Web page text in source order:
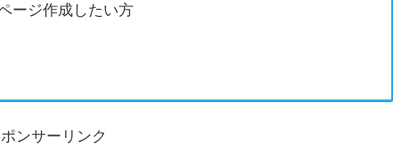
ージ作成したい方
ポンサーリンク